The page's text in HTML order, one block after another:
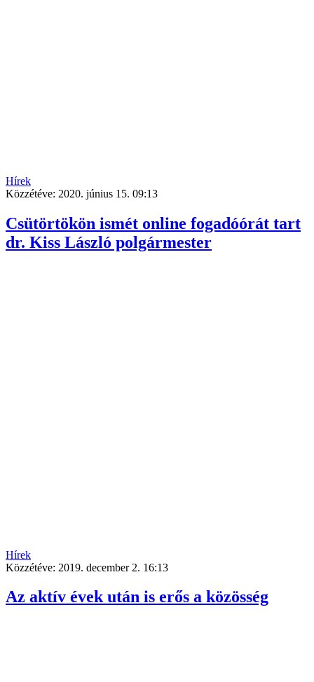
Hírek
Közzétéve: 2020. június 15. 09:13
Csütörtökön ismét online fogadóórát tart
dr. Kiss László polgármester
Hírek
Közzétéve: 2019. december 2. 16:13
Az aktív évek után is erős a közösség